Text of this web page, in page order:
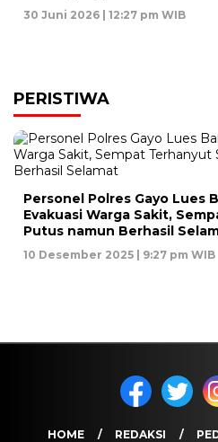
30 Juni 2026 | 12:27 pm WIB
PERISTIWA
Personel Polres Gayo Lues
Evakuasi Warga Sakit,
Putus namun Berhasil
10 Desember 2025 | 9:27 pm WIB
HOME REDAKSI